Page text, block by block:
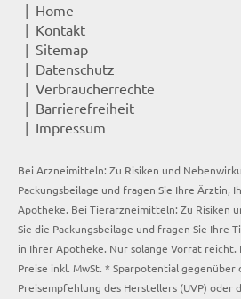
Home
Kontakt
Sitemap
Datenschutz
Verbraucherrechte
Barrierefreiheit
Impressum
Bei Arzneimitteln: Zu Risiken und
Packungsbeilage und fragen Sie Ihre Ärztin,
Apotheke. Bei Tierarzneimitteln: Zu Risiken
Sie die Packungsbeilage und fragen Sie Ihre
in Ihrer Apotheke. Nur solange Vorrat
Preise inkl. MwSt. * Sparpotential
Preisempfehlung des Herstellers (UVP) oder